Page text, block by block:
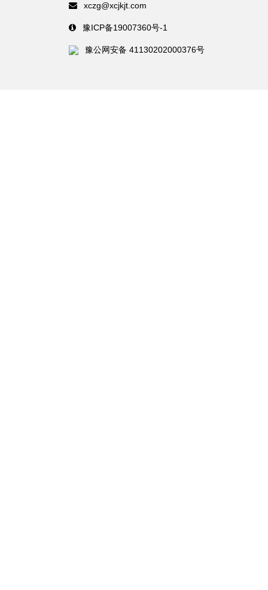
xczg@xcjkjt.com
豫ICP备19007360号-1
豫公网安备 41130202000376号